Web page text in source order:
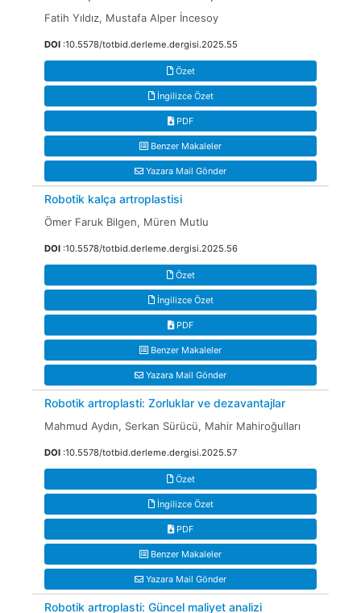
Fatih Yıldız, Mustafa Alper İncesoy
DOI :10.5578/totbid.derleme.dergisi.2025.55
Özet
İngilizce Özet
PDF
Benzer Makaleler
Yazara Mail Gönder
Robotik kalça artroplastisi
Ömer Faruk Bilgen, Müren Mutlu
DOI :10.5578/totbid.derleme.dergisi.2025.56
Özet
İngilizce Özet
PDF
Benzer Makaleler
Yazara Mail Gönder
Robotik artroplasti: Zorluklar ve dezavantajlar
Mahmud Aydın, Serkan Sürücü, Mahir Mahiroğulları
DOI :10.5578/totbid.derleme.dergisi.2025.57
Özet
İngilizce Özet
PDF
Benzer Makaleler
Yazara Mail Gönder
Robotik artroplasti: Güncel maliyet analizi